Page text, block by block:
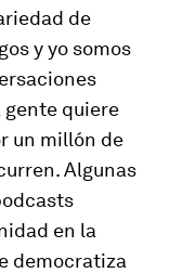
de
y yo somos
gente quiere
un millón de
Algunas
en la
democratiza